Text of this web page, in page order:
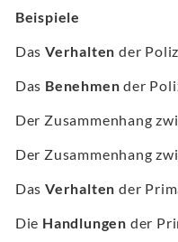
Beispiele
Das Verhalten der
Das Benehmen der
Der Zusammenhang
Der Zusammenhang
Das Verhalten der
Die Handlungen der